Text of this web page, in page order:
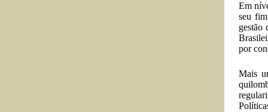
Em
seu
gestão
por
Mais